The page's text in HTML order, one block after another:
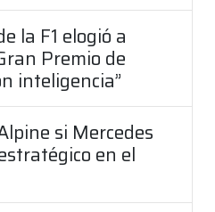
la F1 elogió a
Premio de
inteligencia”
si Mercedes
en el